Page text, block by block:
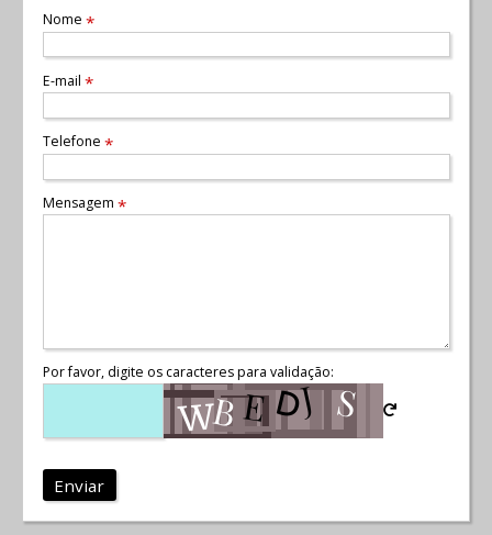
Nome *
E-mail *
Telefone *
Mensagem *
Por favor, digite os caracteres para validação:
Enviar